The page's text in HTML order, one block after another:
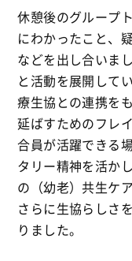
休憩後のグループ
にわかったこと、
などを出し合いま
と活動を展開して
療生協との連携を
延ばすためのフレ
合員が活躍できる
タリー精神を活か
の（幼老）共生ケ
さらに生協らしさ
りました。